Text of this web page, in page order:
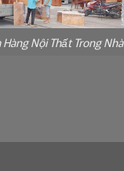
Hàng Nội Thất Trong Nhà